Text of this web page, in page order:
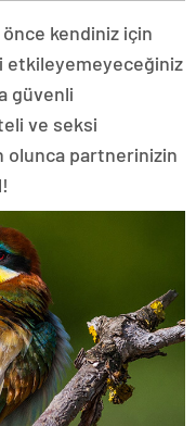
önce kendiniz için
etkileyemeyeceğiniz
güvenli
ve seksi
olunca partnerinizin